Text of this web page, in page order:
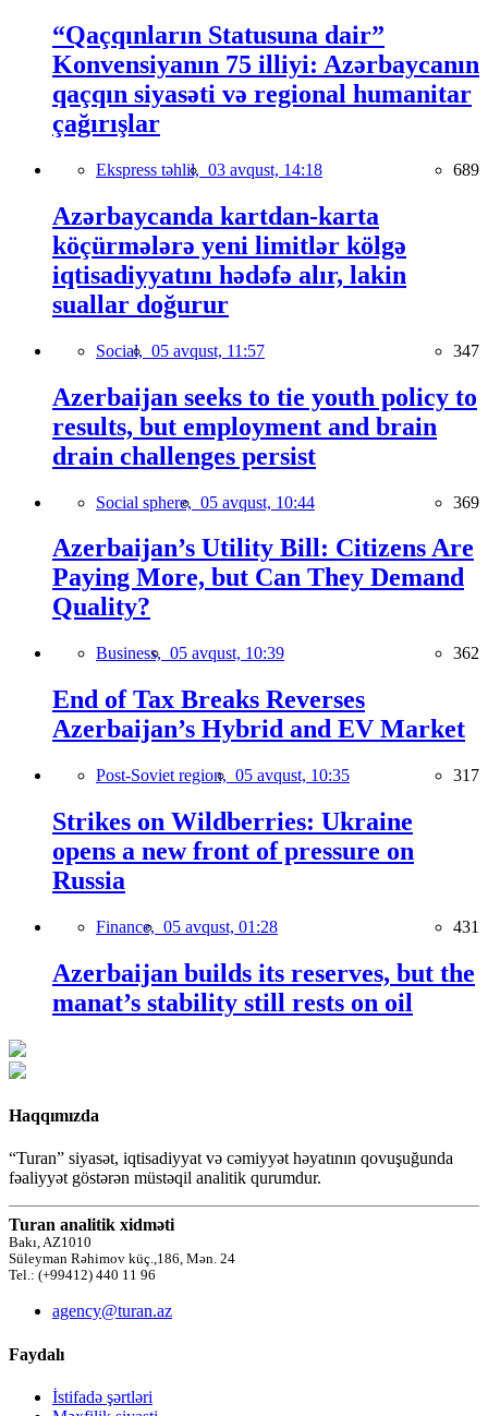
“Qaçqınların Statusuna dair”
Konvensiyanın 75 illiyi: Azərbaycanın
qaçqın siyasəti və regional humanitar
çağırışlar
Ekspress təhlil, 03 avqust, 14:18 689
Azərbaycanda kartdan-karta
köçürmələrə yeni limitlər kölgə
iqtisadiyyatını hədəfə alır, lakin
suallar doğurur
Social, 05 avqust, 11:57 347
Azerbaijan seeks to tie youth policy to
results, but employment and brain
drain challenges persist
Social sphere, 05 avqust, 10:44 369
Azerbaijan’s Utility Bill: Citizens Are
Paying More, but Can They Demand
Quality?
Business, 05 avqust, 10:39 362
End of Tax Breaks Reverses
Azerbaijan’s Hybrid and EV Market
Post-Soviet region, 05 avqust, 10:35 317
Strikes on Wildberries: Ukraine
opens a new front of pressure on
Russia
Finance, 05 avqust, 01:28 431
Azerbaijan builds its reserves, but the
manat’s stability still rests on oil
Haqqımızda
“Turan” siyasət, iqtisadiyyat və cəmiyyət həyatının qovuşuğunda
fəaliyyət göstərən müstəqil analitik qurumdur.
Turan analitik xidməti
Bakı, AZ1010
Süleyman Rəhimov küç.,186, Mən. 24
Tel.: (+99412) 440 11 96
agency@turan.az
Faydalı
İstifadə şərtləri